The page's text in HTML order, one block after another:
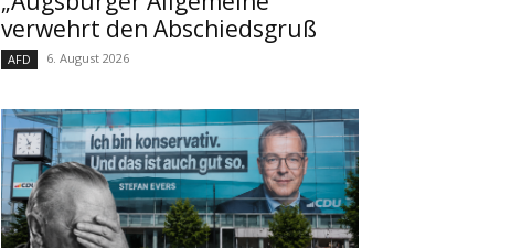
verwehrt den Abschiedsgruß
AFD 6. August 2026